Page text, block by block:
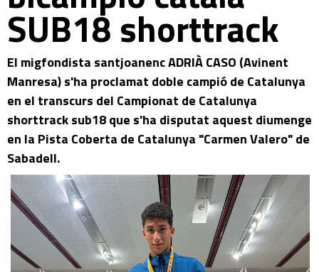
SUB18 shorttrack
El migfondista santjoanenc ADRIÀ CASO (Avinent
Manresa) s'ha proclamat doble campió de Catalunya
en el transcurs del Campionat de Catalunya
shorttrack sub18 que s'ha disputat aquest diumenge
en la Pista Coberta de Catalunya "Carmen Valero" de
Sabadell.